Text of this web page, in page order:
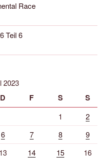
Race
Teil 6
2023
D F S S
1
2
6 7 8
9
13 14 15
16